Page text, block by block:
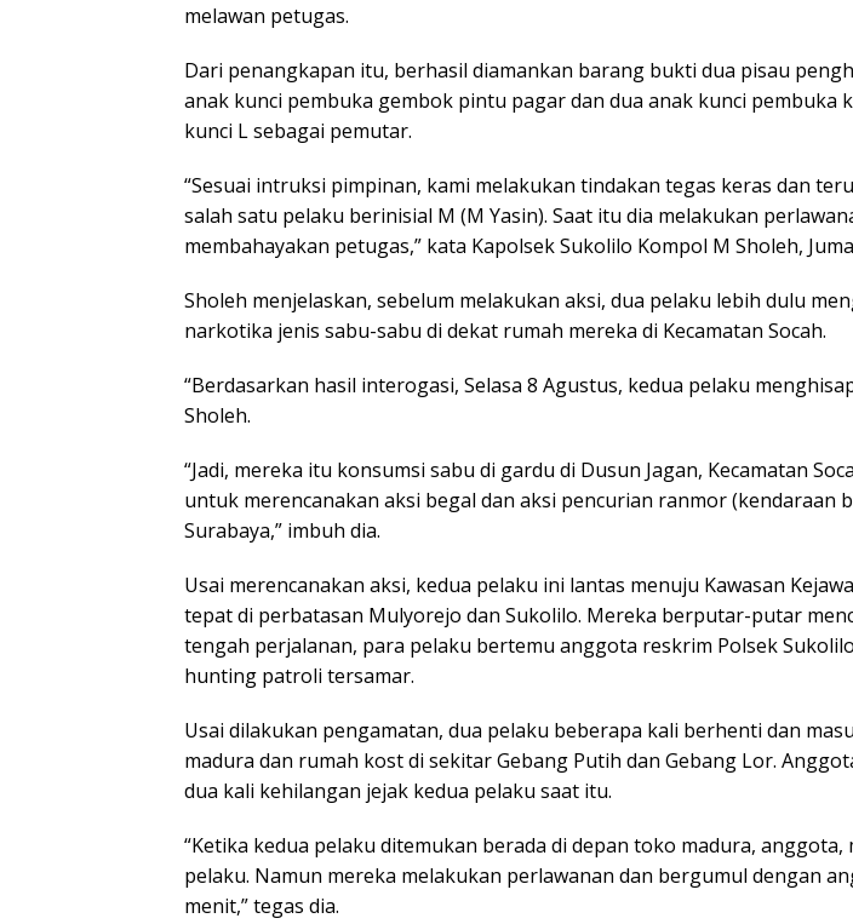
melawan petugas.
Dari penangkapan itu, berhasil diamankan barang bukti dua pisau
anak kunci pembuka gembok pintu pagar dan dua anak kunci pembuka
kunci L sebagai pemutar.
“Sesuai intruksi pimpinan, kami melakukan tindakan tegas keras dan
salah satu pelaku berinisial M (M Yasin). Saat itu dia melakukan
membahayakan petugas,” kata Kapolsek Sukolilo Kompol M Sholeh,
Sholeh menjelaskan, sebelum melakukan aksi, dua pelaku lebih dulu
narkotika jenis sabu-sabu di dekat rumah mereka di Kecamatan Socah.
“Berdasarkan hasil interogasi, Selasa 8 Agustus, kedua pelaku
Sholeh.
“Jadi, mereka itu konsumsi sabu di gardu di Dusun Jagan, Kecamatan
untuk merencanakan aksi begal dan aksi pencurian ranmor (kendaraan
Surabaya,” imbuh dia.
Usai merencanakan aksi, kedua pelaku ini lantas menuju Kawasan
tepat di perbatasan Mulyorejo dan Sukolilo. Mereka berputar-putar
tengah perjalanan, para pelaku bertemu anggota reskrim Polsek
hunting patroli tersamar.
Usai dilakukan pengamatan, dua pelaku beberapa kali berhenti dan
madura dan rumah kost di sekitar Gebang Putih dan Gebang Lor.
dua kali kehilangan jejak kedua pelaku saat itu.
“Ketika kedua pelaku ditemukan berada di depan toko madura, anggota,
pelaku. Namun mereka melakukan perlawanan dan bergumul dengan
menit,” tegas dia.